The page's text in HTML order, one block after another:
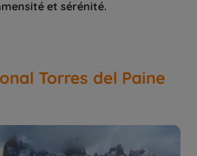
et sérénité.
Torres del Paine